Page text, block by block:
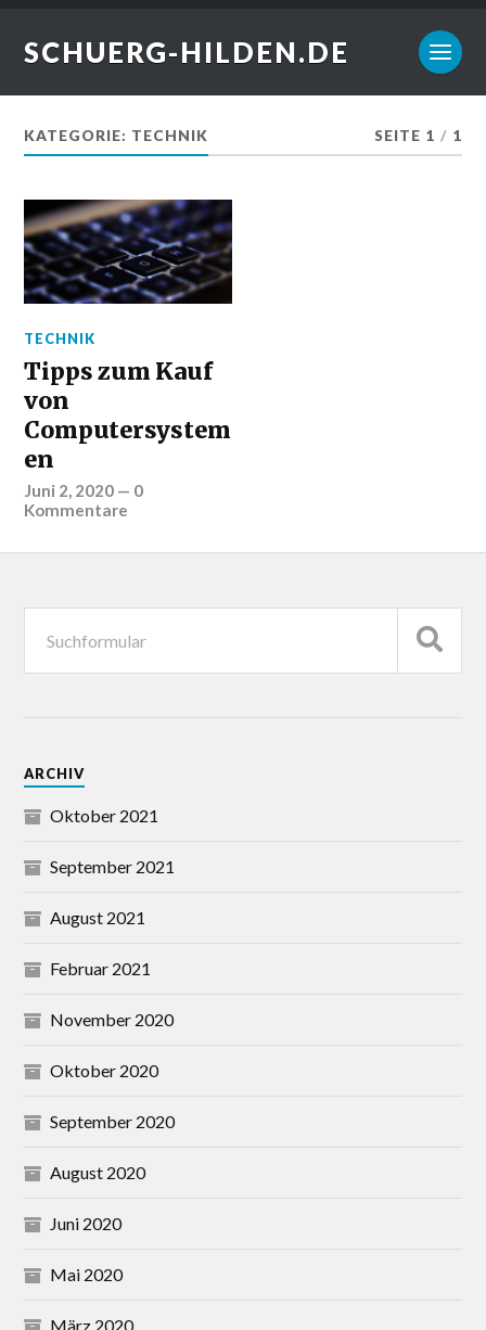
SCHUERG-HILDEN.DE
KATEGORIE: TECHNIK SEITE 1 / 1
TECHNIK
Tipps zum Kauf
von
Computersystem
en
Juni 2, 2020 — 0
Kommentare
ARCHIV
Oktober 2021
September 2021
August 2021
Februar 2021
November 2020
Oktober 2020
September 2020
August 2020
Juni 2020
Mai 2020
März 2020